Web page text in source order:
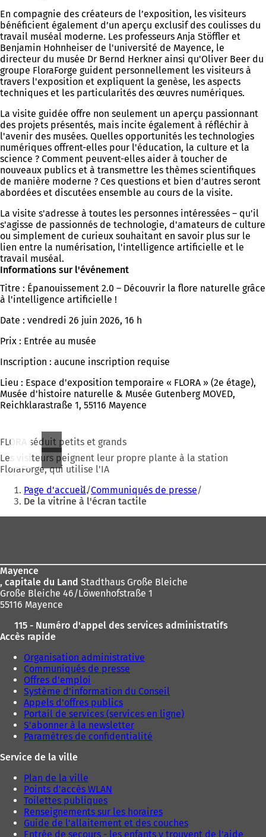
En compagnie des créateurs de l’exposition, les visiteurs
bénéficient également d’un aperçu exclusif des coulisses du
travail muséal moderne. Les professeurs Anja Stöffler et
Benjamin Hohnheiser de l'université de Mayence, le
directeur du musée Dr Bernd Herkner ainsi qu'Oliver Beer du
groupe FloraForge guident personnellement les visiteurs à
travers l'exposition et expliquent la genèse, les aspects
techniques et les particularités des œuvres numériques.
La visite guidée offre non seulement un aperçu passionnant
des projets présentés, mais incite également à réfléchir à
l'avenir des musées. Quelles opportunités les technologies
numériques offrent-elles pour l'éducation, la culture et la
science ? Comment peuvent-elles aider à toucher de
nouveaux publics et à transmettre les thèmes scientifiques
de manière moderne ? Ces questions et bien d’autres seront
abordées et discutées ensemble au cours de la visite.
La visite s'adresse à toutes les personnes intéressées – qu'il
s'agisse de passionnés de technologie, d'amateurs de culture
ou simplement de curieux souhaitant en savoir plus sur le
lien entre la numérisation, l'intelligence artificielle et le
travail muséal.
Informations sur l'événement
Titre : Épanouissement 2.0 – Découvrir la flore naturelle grâce
à l'intelligence artificielle !
Date : vendredi 26 juin 2026, 16 h
Prix : Entrée au musée
Inscription : aucune inscription requise
Lieu : Espace d'exposition temporaire « FLORA » (2e étage),
Musée d'histoire naturelle & Musée Gutenberg MOVED,
Reichklarastraße 1, 55116 Mayence
FLORA séduit petits et grands
Les visiteurs peignent leur propre plante à la station
FloraForge, qui utilise l'IA
Vous
êtes
ici
Page d'accueil Communiqués de presse
De la vitrine à l'écran tactile
Mayence
, capitale du Land Stadthaus Große Bleiche
Große Bleiche 46/Löwenhofstraße 1
55116 Mayence
115 - Numéro d'appel des services administratifs
Accès rapide
Organisation administrative
Communiqués de presse
Offres d'emploi
Système d'information du Conseil
Appels d'offres publics
Portail de services (services en ligne)
S'abonner à la newsletter
Paramètres de confidentialité
Service de la ville
Plan de la ville
Points d'accès WLAN
Toilettes publiques
Renseignements sur les horaires
Guide de l'allaitement et des couches
Entrée de secours - les enfants y trouvent de l'aide